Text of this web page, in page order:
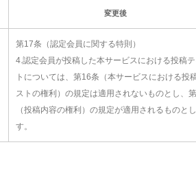
変更後
第17条（認定会員に関する特則）
4.認定会員が投稿した本サービスにおける投稿
トについては、第16条（本サービスにおける投
ストの権利）の規定は適用されないものとし、
（投稿内容の権利）の規定が適用されるものと
す。